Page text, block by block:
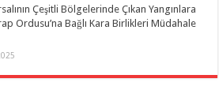
Çeşitli Bölgelerinde Çıkan Yangınlara
Ordusu’na Bağlı Kara Birlikleri Müdahale